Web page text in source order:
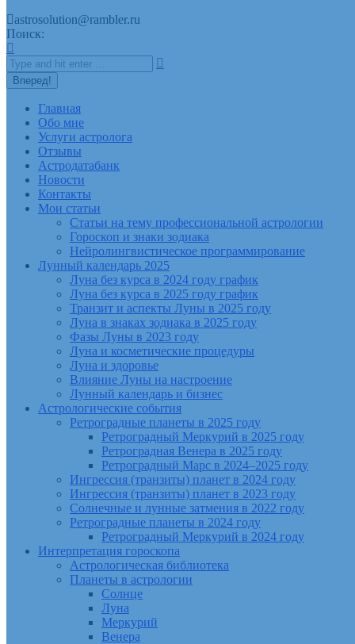
astrosolution@rambler.ru
Поиск:
Главная
Обо мне
Услуги астролога
Отзывы
Астродатабанк
Новости
Контакты
Мои статьи
Статьи на тему профессиональной астрологии
Гороскоп и знаки зодиака
Нейролингвистическое программирование
Лунный календарь 2025
Луна без курса в 2024 году график
Луна без курса в 2025 году график
Транзит и аспекты Луны в 2025 году
Луна в знаках зодиака в 2025 году
Фазы Луны в 2023 году
Луна и косметические процедуры
Луна и здоровье
Влияние Луны на настроение
Лунный календарь и бизнес
Астрологические события
Ретроградные планеты в 2025 году
Ретроградный Меркурий в 2025 году
Ретроградная Венера в 2025 году
Ретроградный Марс в 2024–2025 году
Ингрессия (транзиты) планет в 2024 году
Ингрессия (транзиты) планет в 2023 году
Солнечные и лунные затмения в 2022 году
Ретроградные планеты в 2024 году
Ретроградный Меркурий в 2024 году
Интерпретация гороскопа
Астрологическая библиотека
Планеты в астрологии
Солнце
Луна
Меркурий
Венера